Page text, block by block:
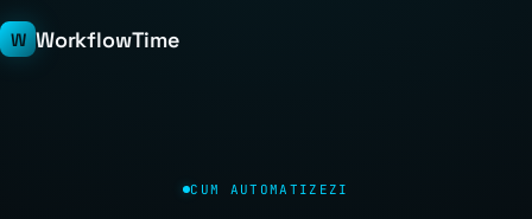
W WorkflowTime
CUM AUTOMATIZEZI